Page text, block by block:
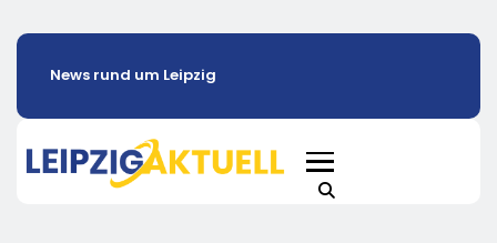
News rund um Leipzig